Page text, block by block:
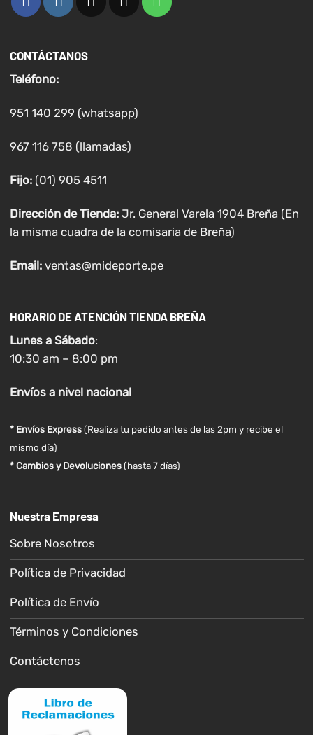
CONTÁCTANOS
Teléfono:
951 140 299 (whatsapp)
967 116 758 (llamadas)
Fijo:(01) 905 4511
Dirección de Tienda: Jr. General Varela 1904 Breña (En
la misma cuadra de la comisaria de Breña)
Email: ventas@mideporte.pe
HORARIO DE ATENCIÓN TIENDA BREÑA
Lunes a Sábado:
10:30 am – 8:00 pm
Envíosa nivel nacional
* Envíos Express(Realiza tu pedido antes de las 2pm y recibe el
mismo día)
* Cambios y Devoluciones (hasta 7 días)
Nuestra Empresa
Sobre Nosotros
Política de Privacidad
Política de Envío
Términos y Condiciones
Contáctenos